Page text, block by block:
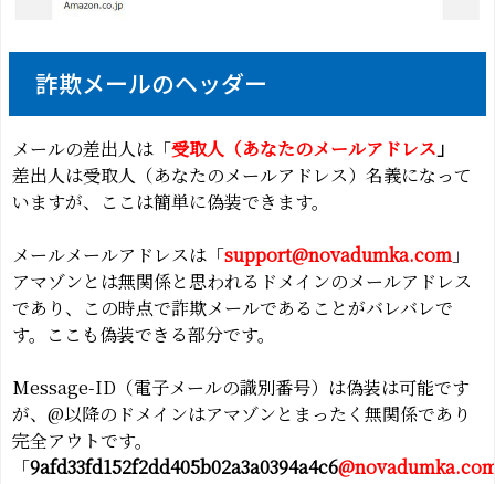
詐欺メールのヘッダー
メールの差出人は「受取人（あなたのメールアドレス」
差出人は受取人（あなたのメールアドレス）名義になって
いますが、ここは簡単に偽装できます。
メールメールアドレスは「support@novadumka.com 」
アマゾンとは無関係と思われるドメインのメールアドレス
であり、この時点で詐欺メールであることがバレバレで
す。ここも偽装できる部分です。
Message-ID（電子メールの識別番号）は偽装は可能です
が、@以降のドメインはアマゾンとまったく無関係であり
完全アウトです。
「9afd33fd152f2dd405b02a3a0394a4c6